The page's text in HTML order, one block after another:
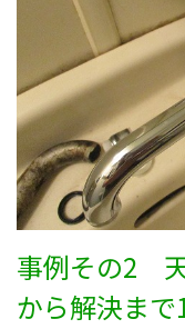
事例その2
から解決まで